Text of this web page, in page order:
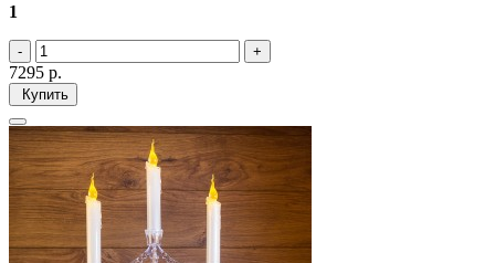
1
7295 р.
Купить